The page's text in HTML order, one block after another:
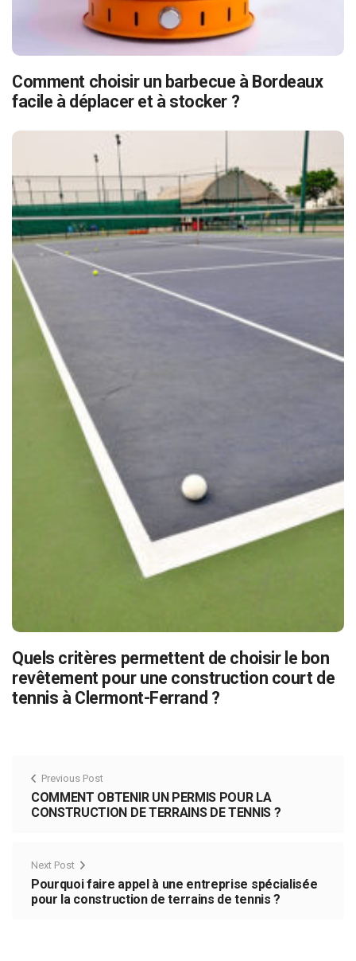
Comment choisir un barbecue à Bordeaux
facile à déplacer et à stocker ?
Quels critères permettent de choisir le bon
revêtement pour une construction court de
tennis à Clermont-Ferrand ?
Previous Post
COMMENT OBTENIR UN PERMIS POUR LA
CONSTRUCTION DE TERRAINS DE TENNIS ?
Next Post
Pourquoi faire appel à une entreprise spécialisée
pour la construction de terrains de tennis ?